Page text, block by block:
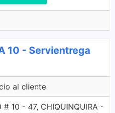
10 - Servientrega
al cliente
# 10 - 47, CHIQUINQUIRA -